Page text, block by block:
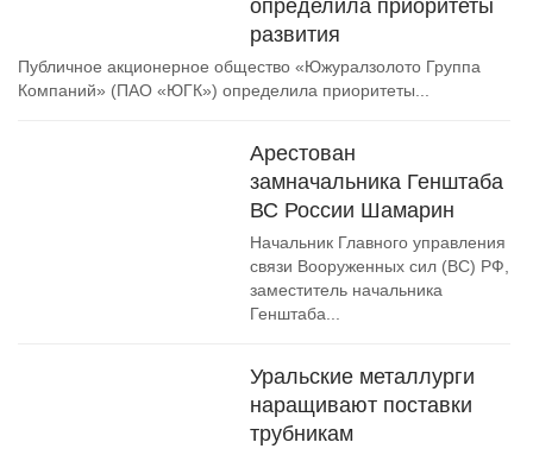
определила приоритеты
развития
Публичное акционерное общество «Южуралзолото Группа
Компаний» (ПАО «ЮГК») определила приоритеты...
Арестован
замначальника Генштаба
ВС России Шамарин
Начальник Главного управления
связи Вооруженных сил (ВС) РФ,
заместитель начальника
Генштаба...
Уральские металлурги
наращивают поставки
трубникам